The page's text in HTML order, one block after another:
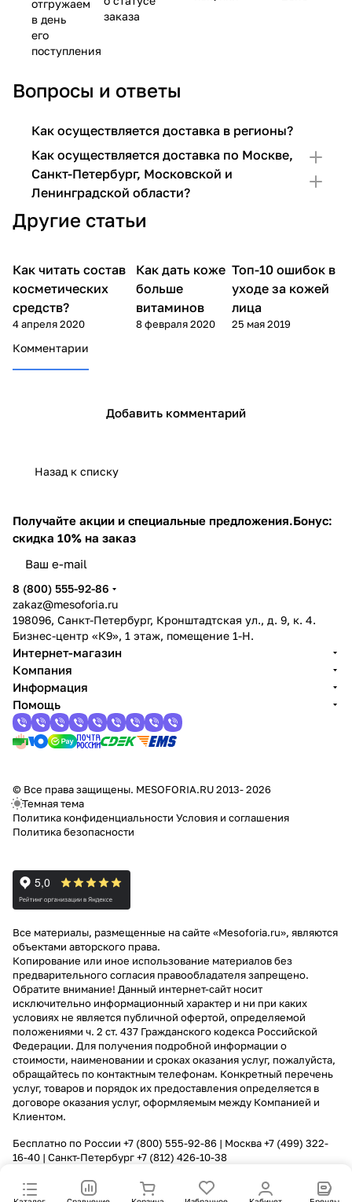
отгружаем
в день
его
поступления
заказа
Вопросы и ответы
Как осуществляется доставка в регионы?
Как осуществляется доставка по Москве,
Санкт-Петербург, Московской и
Ленинградской области?
Другие статьи
Уход за лицом
Как читать состав
косметических
средств?
4 апреля 2020
Уход за лицом
Как дать коже
больше
витаминов
8 февраля 2020
Уход за лицом
Топ-10 ошибок в
уходе за кожей
лица
25 мая 2019
Комментарии
Добавить комментарий
Назад к списку
Получайте акции и специальные предложения.Бонус:
скидка 10% на заказ
8 (800) 555-92-86
zakaz@mesoforia.ru
198096, Санкт-Петербург, Кронштадтская ул., д. 9, к. 4.
Бизнес-центр «К9», 1 этаж, помещение 1-Н.
Интернет-магазин
Компания
Информация
Помощь
© Все права защищены. MESOFORIA.RU 2013- 2026
Темная тема
Политика конфиденциальности Условия и соглашения
Политика безопасности
Все материалы, размещенные на сайте «Mesoforia.ru», являются
объектами авторского права.
Копирование или иное использование материалов без
предварительного согласия правообладателя запрещено.
Обратите внимание! Данный интернет-сайт носит
исключительно информационный характер и ни при каких
условиях не является публичной офертой, определяемой
положениями ч. 2 ст. 437 Гражданского кодекса Российской
Федерации. Для получения подробной информации о
стоимости, наименовании и сроках оказания услуг, пожалуйста,
обращайтесь по контактным телефонам. Конкретный перечень
услуг, товаров и порядок их предоставления определяется в
договоре оказания услуг, оформляемым между Компанией и
Клиентом.
Бесплатно по России +7 (800) 555-92-86 | Москва+7 (499) 322-
16-40 | Санкт-Петербург+7 (812) 426-10-38